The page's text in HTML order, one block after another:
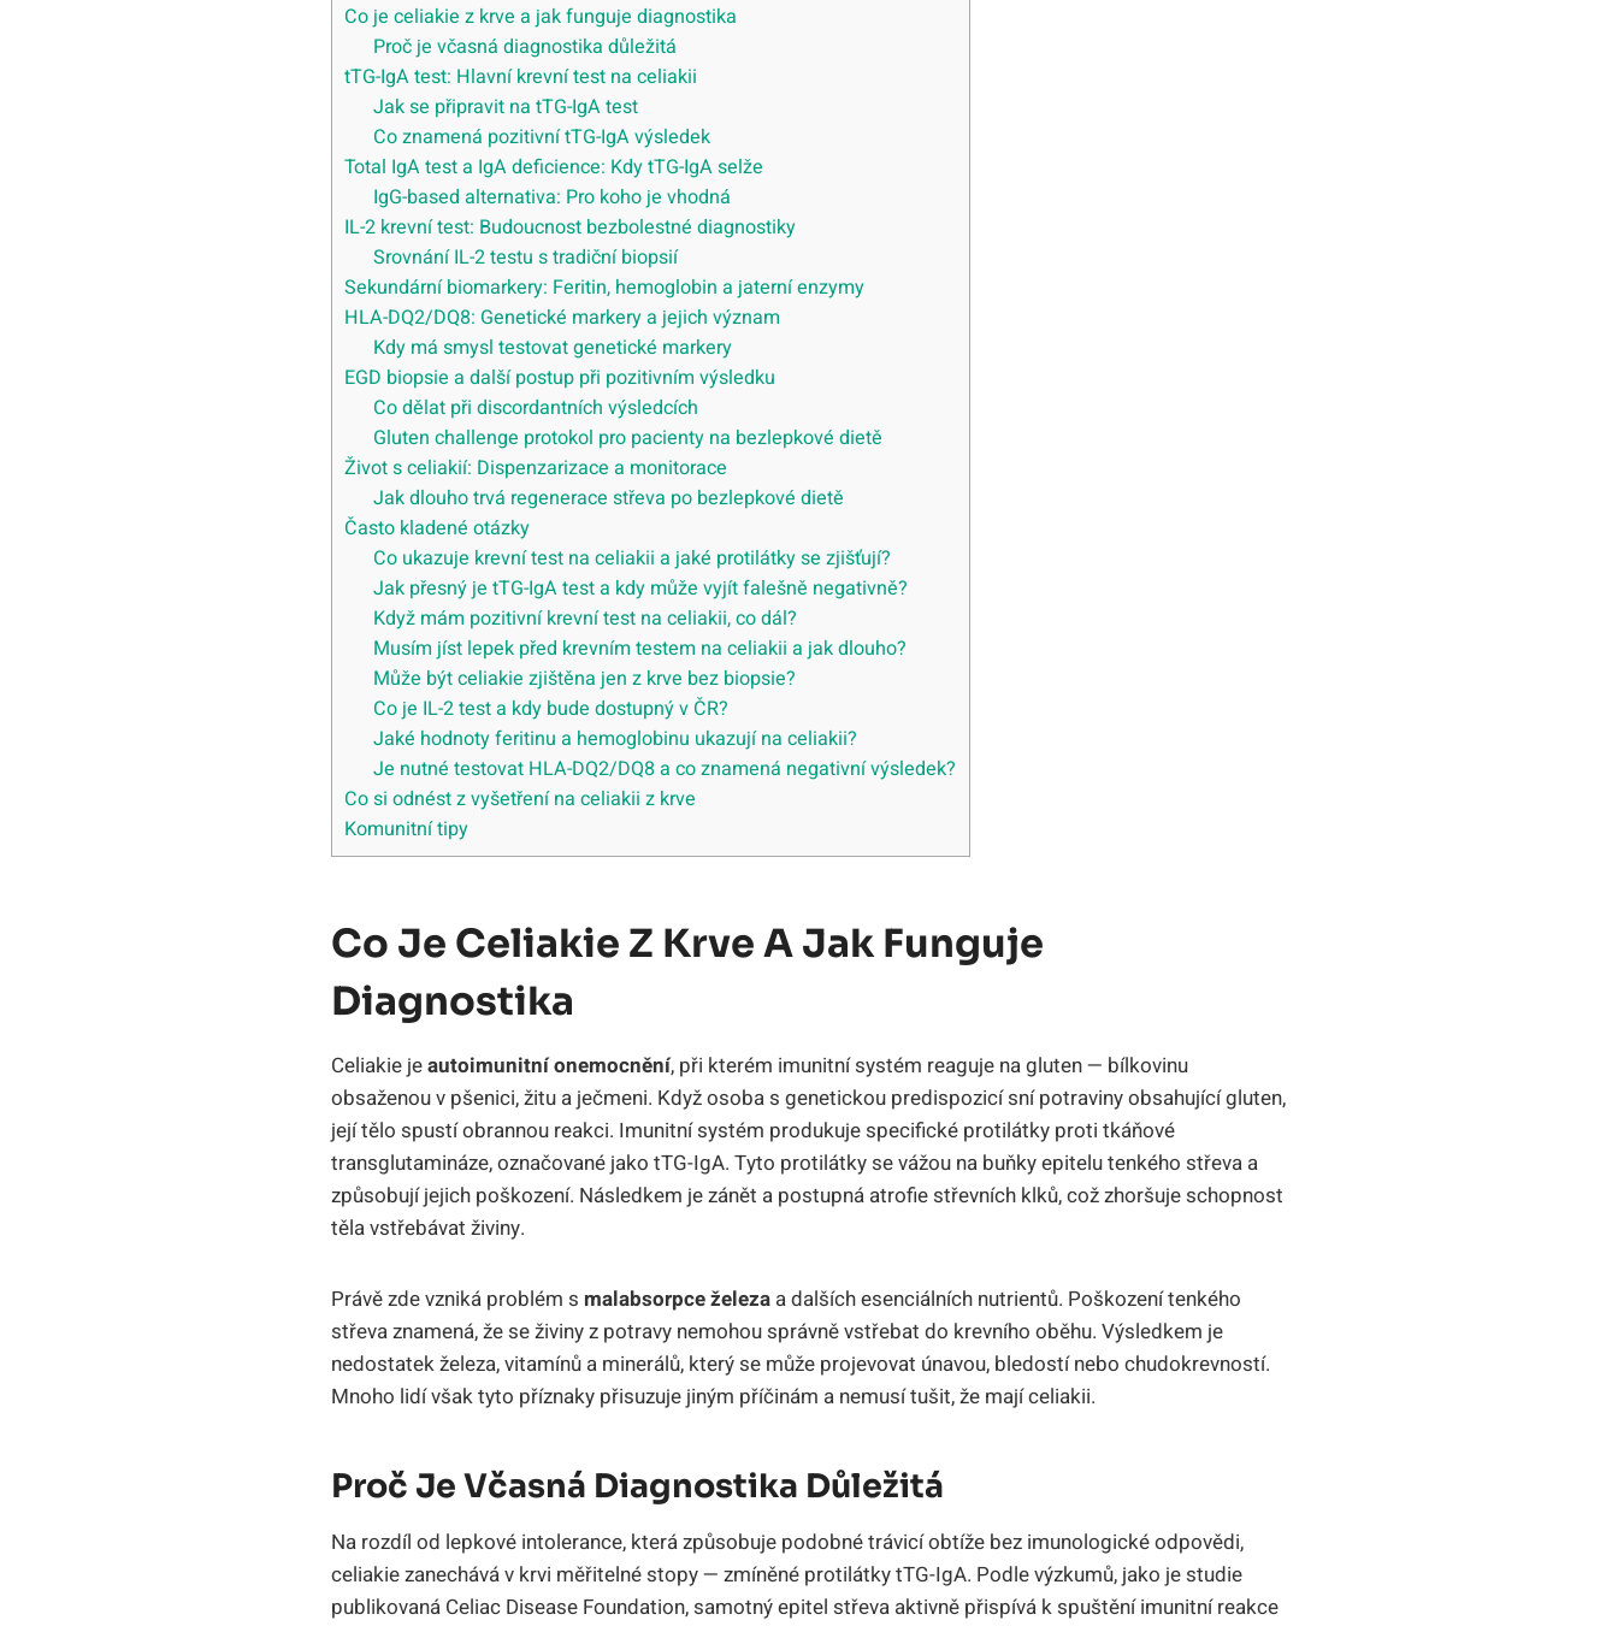
Co je celiakie z krve a jak funguje diagnostika
Proč je včasná diagnostika důležitá
tTG-IgA test: Hlavní krevní test na celiakii
Jak se připravit na tTG-IgA test
Co znamená pozitivní tTG-IgA výsledek
Total IgA test a IgA deficience: Kdy tTG-IgA selže
IgG-based alternativa: Pro koho je vhodná
IL-2 krevní test: Budoucnost bezbolestné diagnostiky
Srovnání IL-2 testu s tradiční biopsií
Sekundární biomarkery: Feritin, hemoglobin a jaterní enzymy
HLA-DQ2/DQ8: Genetické markery a jejich význam
Kdy má smysl testovat genetické markery
EGD biopsie a další postup při pozitivním výsledku
Co dělat při discordantních výsledcích
Gluten challenge protokol pro pacienty na bezlepkové dietě
Život s celiakií: Dispenzarizace a monitorace
Jak dlouho trvá regenerace střeva po bezlepkové dietě
Často kladené otázky
Co ukazuje krevní test na celiakii a jaké protilátky se zjišťují?
Jak přesný je tTG-IgA test a kdy může vyjít falešně negativně?
Když mám pozitivní krevní test na celiakii, co dál?
Musím jíst lepek před krevním testem na celiakii a jak dlouho?
Může být celiakie zjištěna jen z krve bez biopsie?
Co je IL-2 test a kdy bude dostupný v ČR?
Jaké hodnoty feritinu a hemoglobinu ukazují na celiakii?
Je nutné testovat HLA-DQ2/DQ8 a co znamená negativní výsledek?
Co si odnést z vyšetření na celiakii z krve
Komunitní tipy
Co Je Celiakie Z Krve A Jak Funguje
Diagnostika
Celiakie jeautoimunitní onemocnění, při kterém imunitní systém reaguje na gluten — bílkovinu
obsaženou v pšenici, žitu a ječmeni. Když osoba s genetickou predispozicí sní potraviny obsahující gluten,
její tělo spustí obrannou reakci. Imunitní systém produkuje specifické protilátky proti tkáňové
transglutamináze, označované jako tTG-IgA. Tyto protilátky se vážou na buňky epitelu tenkého střeva a
způsobují jejich poškození. Následkem je zánět a postupná atrofie střevních klků, což zhoršuje schopnost
těla vstřebávat živiny.
Právě zde vzniká problém s malabsorpce železa a dalších esenciálních nutrientů. Poškození tenkého
střeva znamená, že se živiny z potravy nemohou správně vstřebat do krevního oběhu. Výsledkem je
nedostatek železa, vitamínů a minerálů, který se může projevovat únavou, bledostí nebo chudokrevností.
Mnoho lidí však tyto příznaky přisuzuje jiným příčinám a nemusí tušit, že mají celiakii.
Proč Je Včasná Diagnostika Důležitá
Na rozdíl od lepkové intolerance, která způsobuje podobné trávicí obtíže bez imunologické odpovědi,
celiakie zanechává v krvi měřitelné stopy — zmíněné protilátky tTG-IgA. Podle výzkumů, jako je studie
publikovaná Celiac Disease Foundation, samotný epitel střeva aktivně přispívá k spuštění imunitní reakce